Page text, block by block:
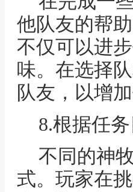
他队友的帮
不仅可以进
味。在选择
队友，以增
8.根据任
不同的神
式。玩家在